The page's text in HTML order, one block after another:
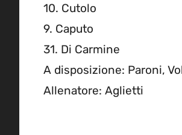
10. Cutolo
9. Caputo
31. Di Carmine
A disposizione: Paroni,
Allenatore: Aglietti